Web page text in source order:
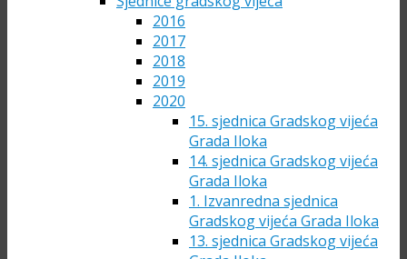
2016
2017
2018
2019
2020
15. sjednica Gradskog vijeća
Grada Iloka
14. sjednica Gradskog vijeća
Grada Iloka
1. Izvanredna sjednica
Gradskog vijeća Grada Iloka
13. sjednica Gradskog vijeća